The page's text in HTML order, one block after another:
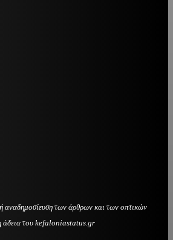
αναδημοσίευση των άρθρων και των οπτικών
άδεια του kefaloniastatus.gr